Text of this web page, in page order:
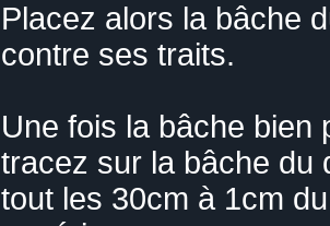
Placez alors la bâche
contre ses traits.
Une fois la bâche bien
tracez sur la bâche du
tout les 30cm à 1cm